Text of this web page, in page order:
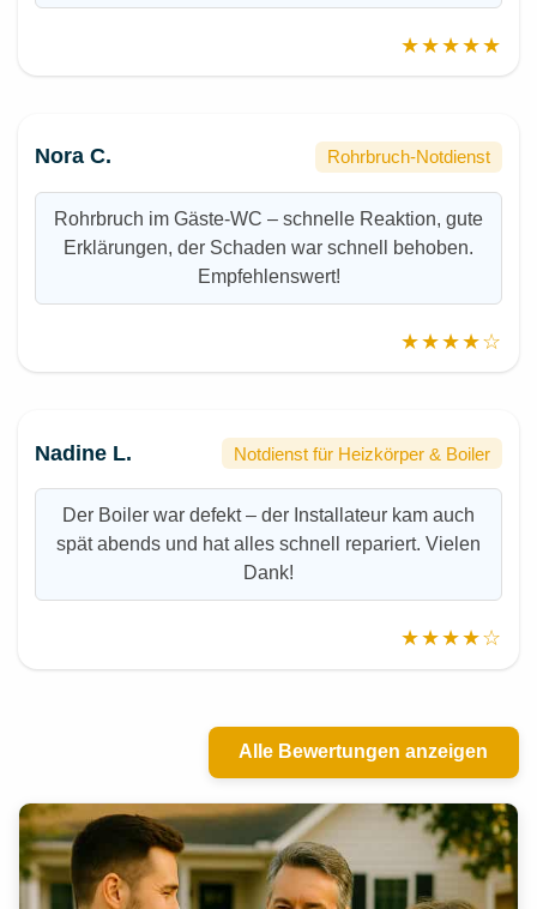
★★★★★
Nora C. Rohrbruch-Notdienst
Rohrbruch im Gäste-WC – schnelle Reaktion, gute
Erklärungen, der Schaden war schnell behoben.
Empfehlenswert!
★★★★☆
Nadine L. Notdienst für Heizkörper & Boiler
Der Boiler war defekt – der Installateur kam auch
spät abends und hat alles schnell repariert. Vielen
Dank!
★★★★☆
Alle Bewertungen anzeigen